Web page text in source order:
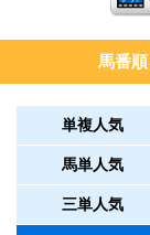
馬番順
単複人気
馬単人気
三単人気